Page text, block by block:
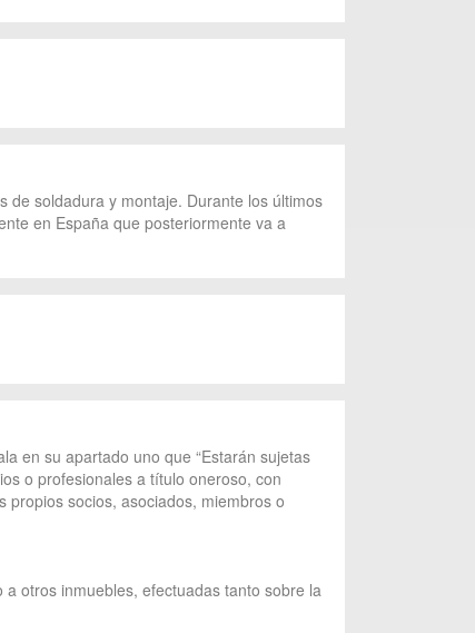
de soldadura y montaje. Durante los últimos
en España que posteriormente va a
en su apartado uno que “Estarán sujetas
o profesionales a título oneroso, con
socios, asociados, miembros o
otros inmuebles, efectuadas tanto sobre la